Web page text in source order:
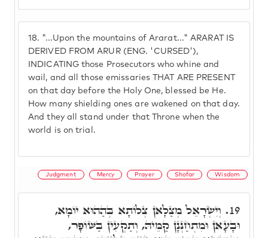
18. "...Upon the mountains of Ararat..." ARARAT IS
DERIVED FROM ARUR (ENG. 'CURSED'),
INDICATING those Prosecutors who whine and
wail, and all those emissaries THAT ARE PRESENT
on that day before the Holy One, blessed be He.
How many shielding ones are wakened on that day.
And they all stand under that Throne when the
world is on trial.
Judgment Mercy Prayer Shofar Wisdom
19. וְיִשְׂרָאֵל מְצַלָאן צְלוֹתָא בְּהַהוּא יוֹמָא,
וּבָעָאן וּמִתְחַנְּנָן קַמֵּיהּ, וְתַקְעִין בַּשּׁוֹפָר,